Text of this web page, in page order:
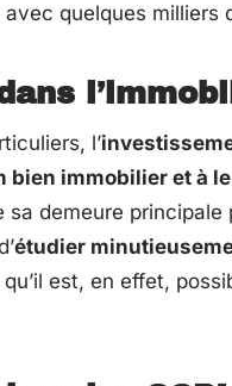
quelques milliers
l’
bien immobilier et à
sa demeure
étudier
qu’il est, en effet,